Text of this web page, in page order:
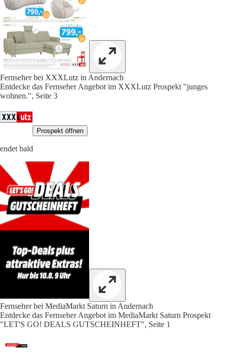
Fernseher bei XXXLutz in Andernach
Entdecke das Fernseher Angebot im XXXLutz Prospekt "junges
wohnen.", Seite 3
Prospekt öffnen
endet bald
Fernseher bei MediaMarkt Saturn in Andernach
Entdecke das Fernseher Angebot im MediaMarkt Saturn Prospekt
"LET'S GO! DEALS GUTSCHEINHEFT", Seite 1